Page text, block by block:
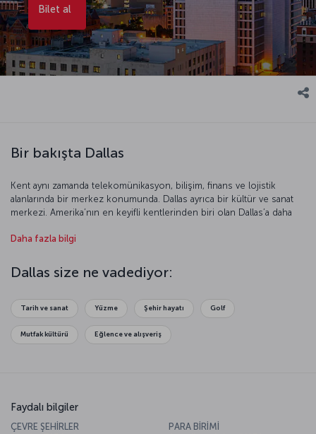
Bilet al
Bir bakışta Dallas
Kent aynı zamanda telekomünikasyon, bilişim, finans ve lojistik
alanlarında bir merkez konumunda. Dallas ayrıca bir kültür ve sanat
merkezi. Amerika’nın en keyifli kentlerinden biri olan Dallas’a daha
Daha fazla bilgi
Dallas size ne vadediyor:
Tarih ve sanat Yüzme Şehir hayatı Golf
Mutfak kültürü Eğlence ve alışveriş
Faydalı bilgiler
ÇEVRE ŞEHİRLER
PARA BİRİMİ